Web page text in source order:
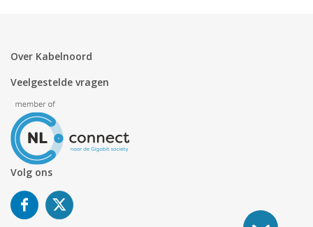
Over Kabelnoord
Veelgestelde vragen
Volg ons